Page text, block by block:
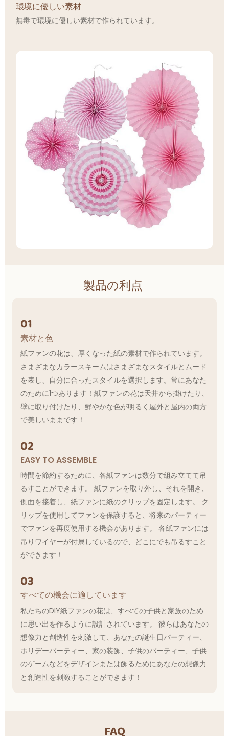
環境に優しい素材
無毒で環境に優しい素材で作られています。
製品の利点
01
素材と色
紙ファンの花は、厚くなった紙の素材で作られています。
さまざまなカラースキームはさまざまなスタイルとムード
を表し、自分に合ったスタイルを選択します。常にあなた
のために1つあります！紙ファンの花は天井から掛けたり、
壁に取り付けたり、鮮やかな色が明るく屋外と屋内の両方
で美しいままです！
02
EASY TO ASSEMBLE
時間を節約するために、各紙ファンは数分で組み立てて吊
るすことができます。 紙ファンを取り外し、それを開き、
側面を接着し、紙ファンに紙のクリップを固定します。 ク
リップを使用してファンを保護すると、将来のパーティー
でファンを再度使用する機会があります。 各紙ファンには
吊りワイヤーが付属しているので、どこにでも吊るすこと
ができます！
03
すべての機会に適しています
私たちのDIY紙ファンの花は、すべての子供と家族のため
に思い出を作るように設計されています。 彼らはあなたの
想像力と創造性を刺激して、あなたの誕生日パーティー、
ホリデーパーティー、家の装飾、子供のパーティー、子供
のゲームなどをデザインまたは飾るためにあなたの想像力
と創造性を刺激することができます！
FAQ